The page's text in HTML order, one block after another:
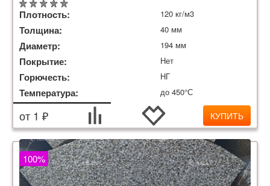
Плотность: 120 кг/м3
Толщина: 40 мм
Диаметр: 194 мм
Покрытие: Нет
Горючесть: НГ
Температура: до 450°С
от 1 ₽ КУПИТЬ
100%